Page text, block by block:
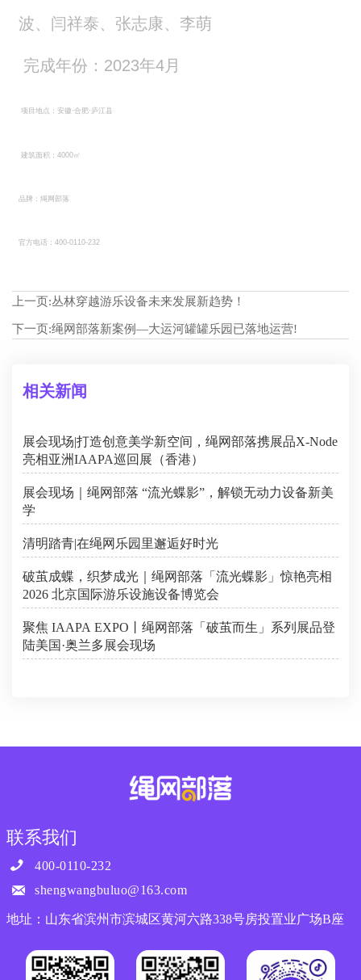
波、闫祥泰、张志康、李萌
完成年份：2023年4月
项目地点：安徽·合肥·庐江县
建筑面积：4000㎡
品牌：绳网部落
官方电话：400-0110-232
上一页:丛林穿越游乐设备未来发展新趋势！
下一页:绳网部落新案例—大运河罐罐乐园已落地运营!
相关新闻
展会现场|打造创意美学新空间，绳网部落携展品X-Node
亮相亚洲IAAPA巡回展（香港）
展会现场｜绳网部落 “流光蝶影”，解锁无动力设备新美
学
清明踏青|在绳网乐园里邂逅好时光
破茧成蝶，织梦成光｜绳网部落「流光蝶影」惊艳亮相
2026 北京国际游乐设施设备博览会
聚焦 IAAPA EXPO丨绳网部落「破茧而生」系列展品登
陆美国·奥兰多展会现场
联系我们
 400-0110-232
 shengwangbuluo@163.com
地址：山东省滨州市滨城区黄河六路338号房投置业广场B座